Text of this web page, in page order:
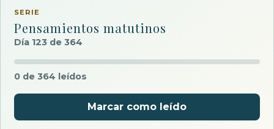
SERIE
Pensamientos matutinos
Día 123 de 364
0 de 364 leídos
Marcar como leído